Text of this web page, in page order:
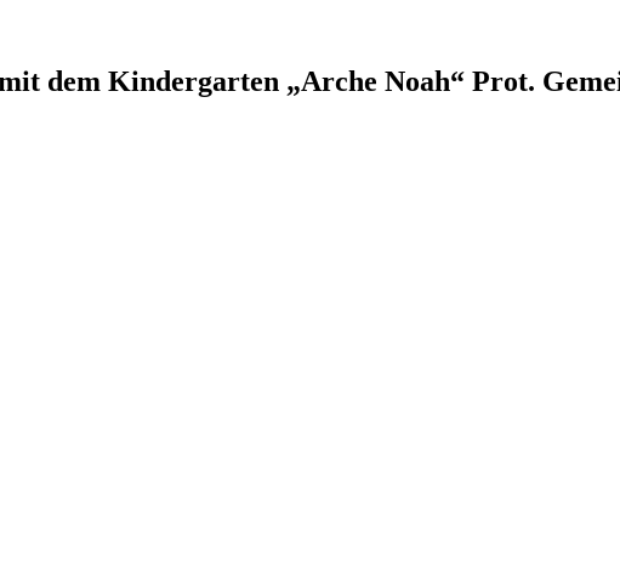
dem Kindergarten „Arche Noah“ Prot.